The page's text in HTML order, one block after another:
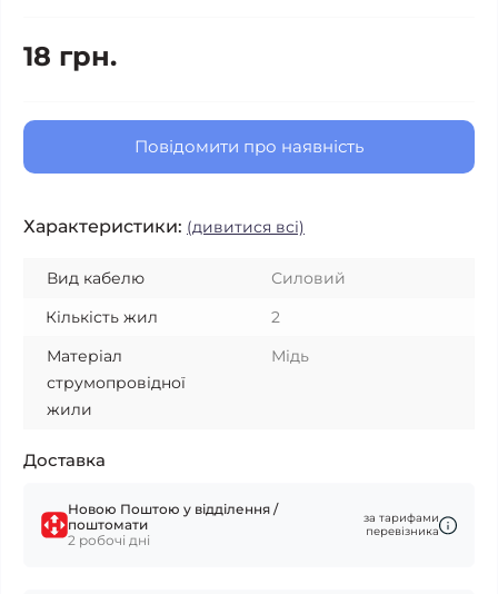
18 грн.
Повідомити про наявність
Характеристики: (дивитися всі)
Вид кабелю
Силовий
Кількість жил
2
Матеріал
струмопровідної
жили
Мідь
Доставка
Новою Поштою у відділення /
поштомати
2 робочі дні
за тарифами
перевізника